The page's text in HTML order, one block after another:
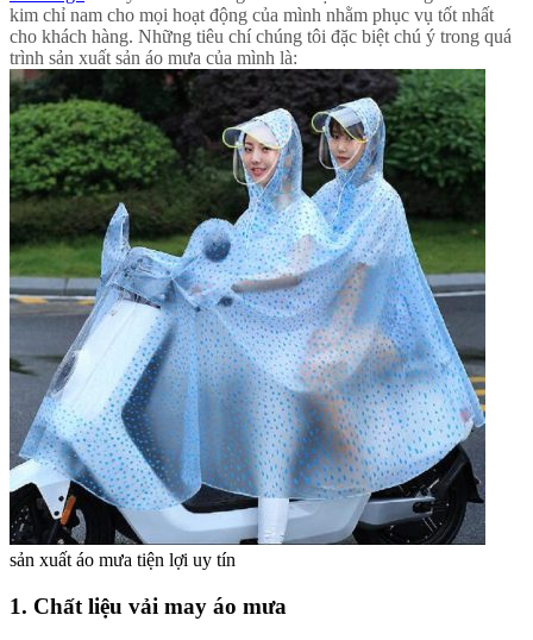
kim chỉ nam cho mọi hoạt động của mình nhằm phục vụ tốt nhất
cho khách hàng. Những tiêu chí chúng tôi đặc biệt chú ý trong quá
trình sản xuất sản áo mưa của mình là:
sản xuất áo mưa tiện lợi uy tín
1. Chất liệu vải may áo mưa